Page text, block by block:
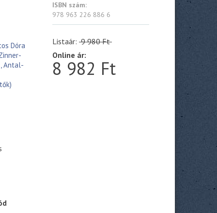
Dóra
Antal-
ISBN szám:
978 963 226 886 6
Listaár: 9 980 Ft
Online ár:
8 982 Ft